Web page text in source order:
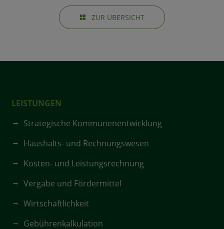
ZUR ÜBERSICHT
LEISTUNGEN
Strategische Kommunenentwicklung
Haushalts- und Rechnungswesen
Kosten- und Leistungsrechnung
Vergabe und Fördermittel
Wirtschaftlichkeit
Gebührenkalkulation